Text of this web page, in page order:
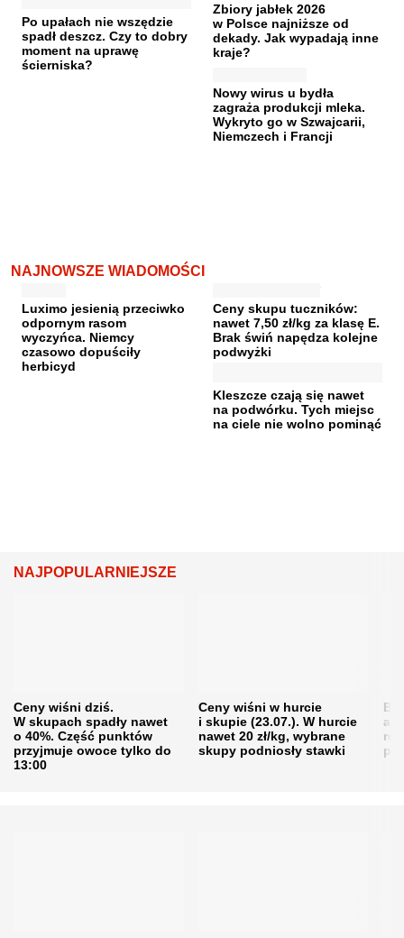
Po upałach nie wszędzie
spadł deszcz. Czy to dobry
moment na uprawę
ścierniska?
Zbiory jabłek 2026
w Polsce najniższe od
dekady. Jak wypadają inne
kraje?
Nowy wirus u bydła
zagraża produkcji mleka.
Wykryto go w Szwajcarii,
Niemczech i Francji
NAJNOWSZE WIADOMOŚCI
Luximo jesienią przeciwko
odpornym rasom
wyczyńca. Niemcy
czasowo dopuściły
herbicyd
Ceny skupu tuczników:
nawet 7,50 zł/kg za klasę E.
Brak świń napędza kolejne
podwyżki
Kleszcze czają się nawet
na podwórku. Tych miejsc
na ciele nie wolno pominąć
NAJPOPULARNIEJSZE
Ceny wiśni dziś.
W skupach spadły nawet
o 40%. Część punktów
przyjmuje owoce tylko do
13:00
Ceny wiśni w hurcie
i skupie (23.07.). W hurcie
nawet 20 zł/kg, wybrane
skupy podniosły stawki